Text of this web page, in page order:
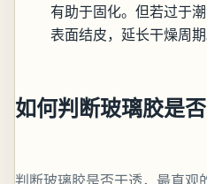
有助于固化。但若过于
表面结皮，延长干燥周期
如何判断玻璃胶是